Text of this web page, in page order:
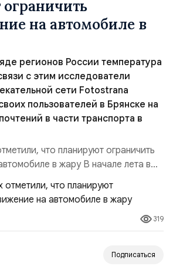
на автомобиле в
регионов России температура
с этим исследователи
сети Fotostrana
пользователей в Брянске на
в части транспорта в
что планируют ограничить
в жару В начале лета в
температура бьет рекорды. В
социально-
Fotostrana опросили 19000
в Брянске на предмет их
транспорта в жаркое время. 36%
что п...
319
Подписаться